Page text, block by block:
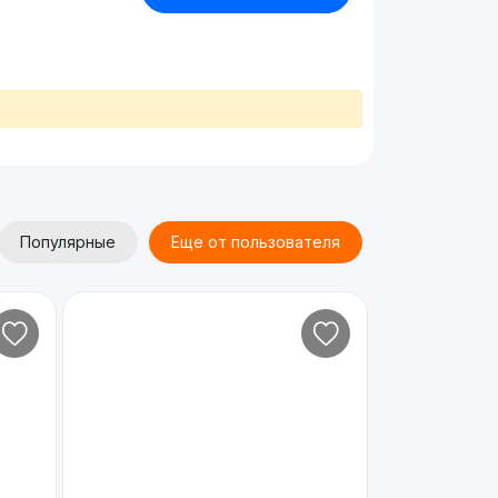
Популярные Еще от пользователя